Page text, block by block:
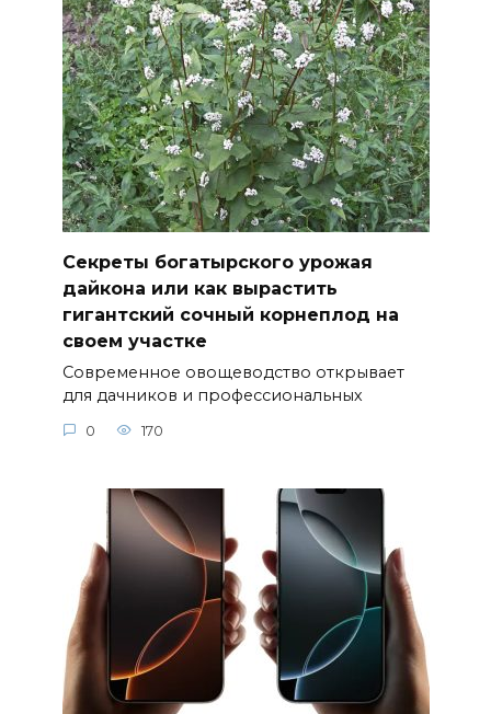
Секреты богатырского урожая
дайкона или как вырастить
гигантский сочный корнеплод на
своем участке
Современное овощеводство открывает
для дачников и профессиональных
0 170